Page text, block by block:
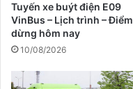
Tuyến xe buýt điện E09
VinBus – Lịch trình – Điểm
dừng hôm nay
10/08/2026